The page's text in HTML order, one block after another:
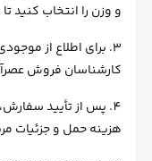
و وزن را انتخاب کنید
برای اطلاع از
کارشناسان فروش عصرآهن به شماره
پس از تأیید
هزینه حمل و جزئیات